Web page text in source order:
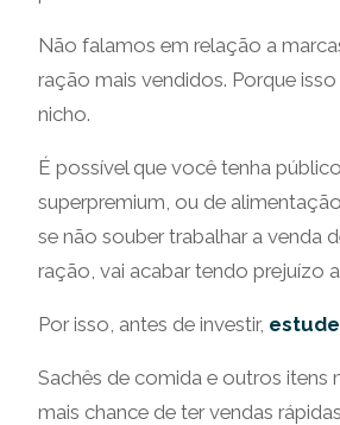
Não falamos em relação a
ração mais vendidos. Porque
nicho.
É possível que você tenha
superpremium, ou de
se não souber trabalhar a venda
ração, vai acabar tendo prejuízo
Por isso, antes de investir,
Sachês de comida e outros itens
mais chance de ter vendas